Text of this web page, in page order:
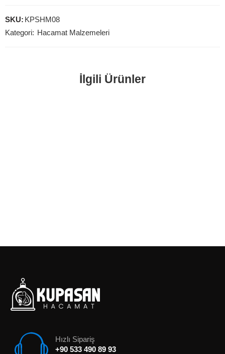
SKU: KPSHM08
Kategori: Hacamat Malzemeleri
İlgili Ürünler
Hızlı Sipariş
+90 533 490 89 93